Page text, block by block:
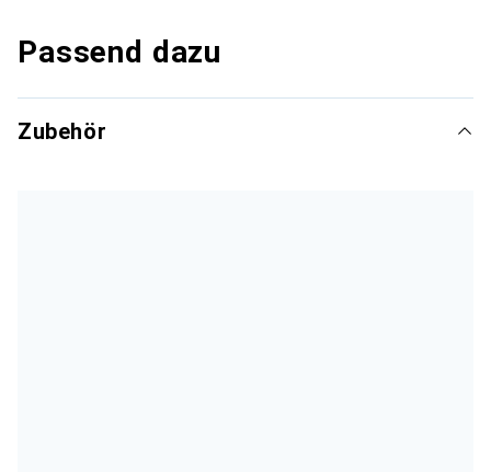
Passend dazu
Zubehör